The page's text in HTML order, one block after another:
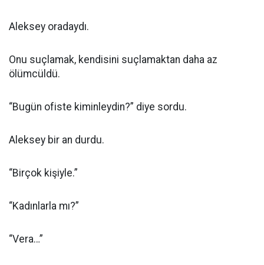
Aleksey oradaydı.
Onu suçlamak, kendisini suçlamaktan daha az
ölümcüldü.
“Bugün ofiste kiminleydin?” diye sordu.
Aleksey bir an durdu.
“Birçok kişiyle.”
“Kadınlarla mı?”
“Vera…”